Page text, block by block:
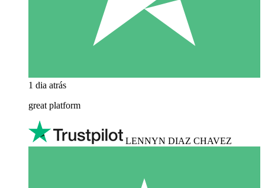
1 dia atrás
great platform
LENNYN DIAZ CHAVEZ